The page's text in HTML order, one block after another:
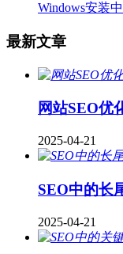
Windows安装
最新文章
网站SEO优
2025-04-21
SEO中的长
2025-04-21